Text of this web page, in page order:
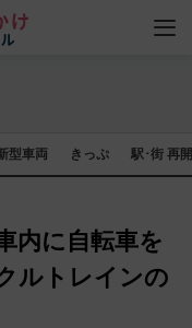
型車両 きっぷ 駅･街 再
内に自転車を
ルトレインの